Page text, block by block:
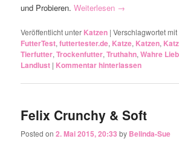
und Probieren.Weiterlesen →
Veröffentlicht unter Katzen |Verschlagwortet mit
FutterTest,futtertester.de, Katze, Katzen,
Tierfutter,Trockenfutter,Truthahn,Wahre
Landlust | Kommentar hinterlassen
Felix Crunchy & Soft
Posted on2. Mai 2015, 20:33 by Belinda-Sue